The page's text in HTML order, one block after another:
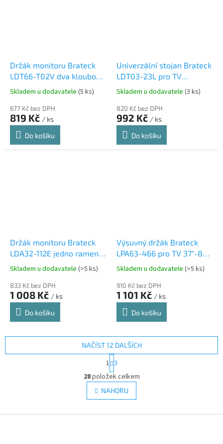
Držák monitoru Brateck
LDT66-T02V dva kloubové
úchyty nad sebou na
samostatně stojící
Skladem u dodavatele (5 ks)
677 Kč bez DPH
819 Kč / ks
Do košíku
Univerzální stojan Brateck
LDT03-23L pro TV
37"-70"otočný stolní
Skladem u dodavatele (3 ks)
820 Kč bez DPH
992 Kč / ks
Do košíku
Držák monitoru Brateck
LDA32-112E jedno rameno
mechanická pružina
Skladem u dodavatele (>5 ks)
833 Kč bez DPH
1 008 Kč / ks
Do košíku
Výsuvný držák Brateck
LPA63-466 pro TV 37"-80"
40kg polohovatelný
Skladem u dodavatele (>5 ks)
910 Kč bez DPH
1 101 Kč / ks
Do košíku
O
v
l
á
NAČÍST 12 DALŠÍCH
t
r
á
n
k
v
1 3
28položek celkem
NAHORU